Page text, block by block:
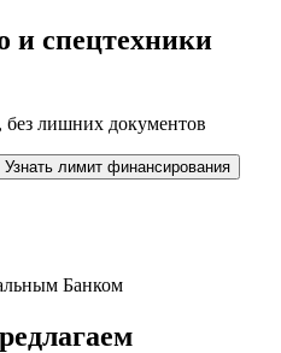
и спецтехники
без лишних документов
Узнать лимит финансирования
Банком